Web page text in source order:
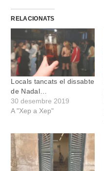
RELACIONATS
Locals tancats el dissabte
de Nadal…
30 desembre 2019
A "Xep a Xep"